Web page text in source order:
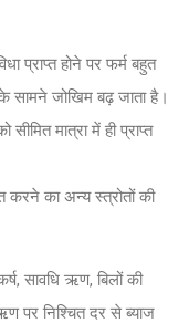
प्राप्त होने पर फर्म बहुत
सामने जोखिम बढ़ जाता है।
सीमित मात्रा में ही प्राप्त
करने का अन्य स्त्रोतों की
सावधि ऋण, बिलों की
पर निश्चित दर से ब्याज